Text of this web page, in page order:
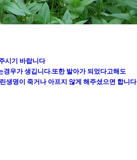
시기 바랍니다
우가 생깁니다.또한 발아가 되었다고해도
생명이 죽거나 아프지 않게 해주셨으면 합니다